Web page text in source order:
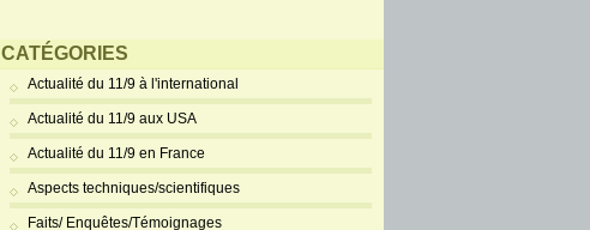
CATÉGORIES
Actualité du 11/9 à l'international
Actualité du 11/9 aux USA
Actualité du 11/9 en France
Aspects techniques/scientifiques
Faits/ Enquêtes/Témoignages